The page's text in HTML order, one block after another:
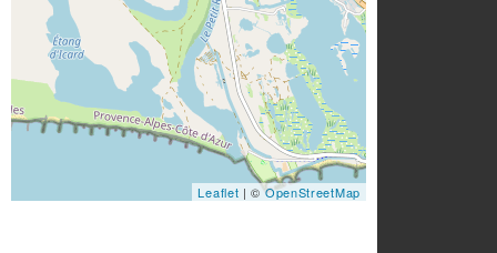
Leaflet | ©OpenStreetMap